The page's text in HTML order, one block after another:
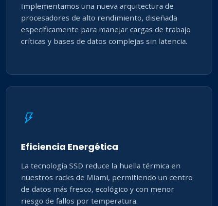
Implementamos una nueva arquitectura de
procesadores de alto rendimiento, diseñada
específicamente para manejar cargas de trabajo
críticas y bases de datos complejas sin latencia.
Eficiencia Energética
La tecnología SSD reduce la huella térmica en
nuestros racks de Miami, permitiendo un centro
de datos más fresco, ecológico y con menor
riesgo de fallos por temperatura.